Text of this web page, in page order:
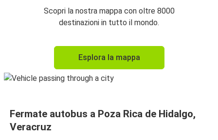
Scopri la nostra mappa con oltre 8000
destinazioni in tutto il mondo.
Esplora la mappa
Fermate autobus a Poza Rica de Hidalgo,
Veracruz